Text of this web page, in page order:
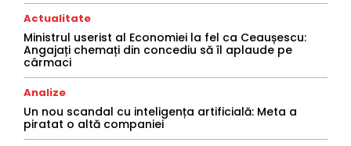
Actualitate
Ministrul userist al Economiei la fel ca Ceaușescu:
Angajați chemați din concediu să îl aplaude pe
cârmaci
Analize
Un nou scandal cu inteligența artificială: Meta a
piratat o altă companiei